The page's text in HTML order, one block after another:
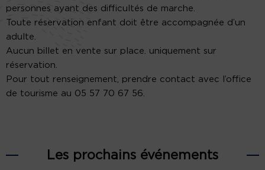
personnes ayant des difficultés de marche.
Toute réservation enfant doit être accompagnée d’un
adulte.
Aucun billet en vente sur place. uniquement sur
réservation.
Pour tout renseignement, prendre contact avec l’office
de tourisme au 05 57 70 67 56.
Les prochains événements